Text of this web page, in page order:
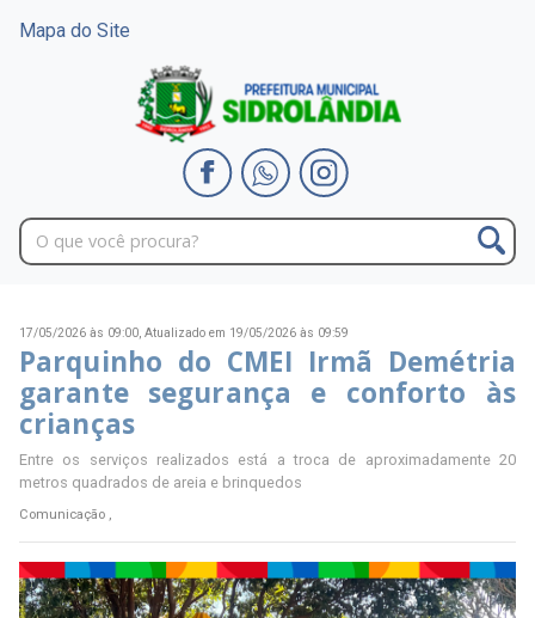
Mapa do Site
17/05/2026 às 09:00, Atualizado em 19/05/2026 às 09:59
Parquinho do CMEI Irmã Demétria
garante segurança e conforto às
crianças
Entre os serviços realizados está a troca de aproximadamente 20
metros quadrados de areia e brinquedos
Comunicação ,